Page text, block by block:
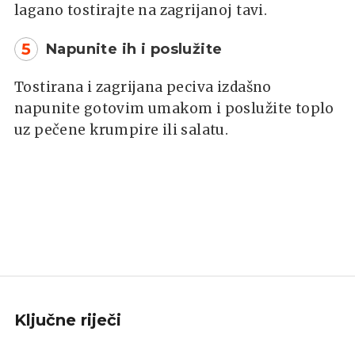
lagano tostirajte na zagrijanoj tavi.
5 Napunite ih i poslužite
Tostirana i zagrijana peciva izdašno
napunite gotovim umakom i poslužite toplo
uz pečene krumpire ili salatu.
Ključne riječi